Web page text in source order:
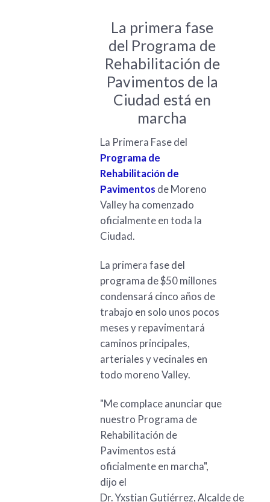
La primera fase
del Programa de
Rehabilitación de
Pavimentos de la
Ciudad está en
marcha
La Primera Fase del
Programa de
Rehabilitación de
Pavimentos de Moreno
Valley ha comenzado
oficialmente en toda la
Ciudad.
La primera fase del
programa de $50 millones
condensará cinco años de
trabajo en solo unos pocos
meses y repavimentará
caminos principales,
arteriales y vecinales en
todo moreno Valley.
"Me complace anunciar que
nuestro Programa de
Rehabilitación de
Pavimentos está
oficialmente en marcha",
dijo el
Dr. Yxstian Gutiérrez, Alcalde de